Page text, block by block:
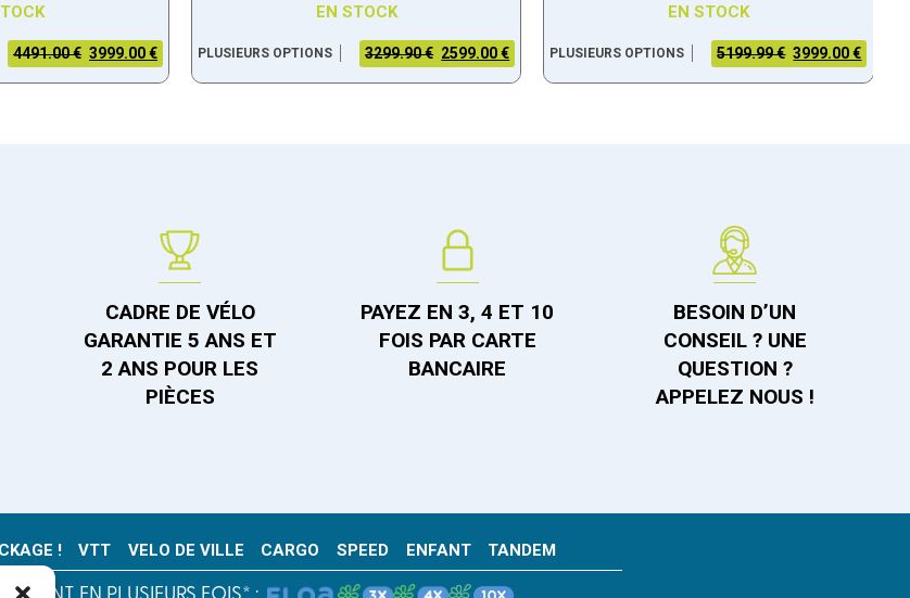
4491.00 € 3999.00 €
EN STOCK
PLUSIEURS OPTIONS 3299.90 € 2599.00 €
EN STOCK
PLUSIEURS OPTIONS 5199.99 € 3999.00 €
CADRE DE VÉLO
GARANTIE 5 ANS ET
2 ANS POUR LES
PIÈCES
PAYEZ EN 3, 4 ET 10
FOIS PAR CARTE
BANCAIRE
BESOIN D’UN
CONSEIL ? UNE
QUESTION ?
APPELEZ NOUS !
! VTT VELO DE VILLE CARGO SPEED ENFANT TANDEM